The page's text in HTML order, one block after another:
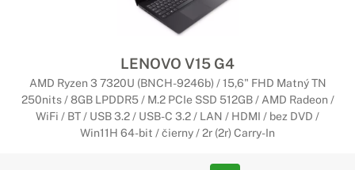
Notebooky Lenovo na bežné použitie
Perfektné do domácnosti alebo kancelárie
Tieto notebooky sú určené od surfovania po internete až po
nenáročné grafické úlohy. Ich prednou vlastnosťou je skvelý
pomer cena/výkon. Preto sú vhodnou voľbou pre ľudí, ktorí
hľadajú cenovo dostupný notebook.
Herné notebooky Lenovo
LENOVO V15 G4
AMD Ryzen 3 7320U (BNCH-9246b) / 15,6" FHD Matný TN
250nits / 8GB LPDDR5 / M.2 PCIe SSD 512GB / AMD Radeon /
WiFi / BT / USB 3.2 / USB-C 3.2 / LAN / HDMI / bez DVD /
Win11H 64-bit / čierny / 2r (2r) Carry-In